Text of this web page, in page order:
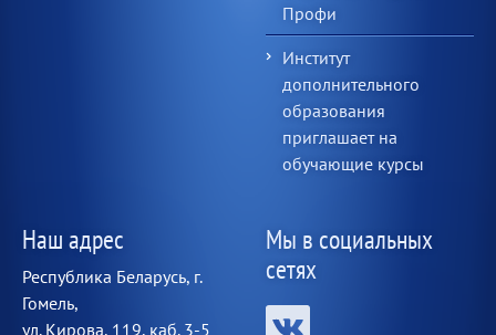
Профи
Институт
дополнительного
образования
приглашает на
обучающие курсы
Наш адрес
Республика Беларусь, г.
Гомель,
ул. Кирова, 119, каб. 3-5
Мы в социальных
сетях